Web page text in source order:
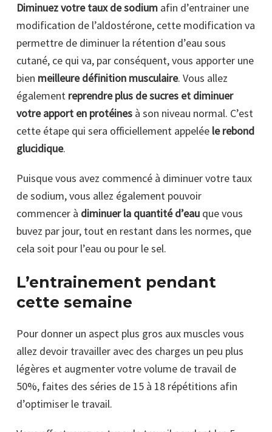
Diminuez votre taux de sodium afin d’entrainer une
modification de l’aldostérone, cette modification va
permettre de diminuer la rétention d’eau sous
cutané, ce qui va, par conséquent, vous apporter une
bien meilleure définition musculaire. Vous allez
également reprendre plus de sucres et diminuer
votre apport en protéines à son niveau normal. C’est
cette étape qui sera officiellement appelée le rebond
glucidique.
Puisque vous avez commencé à diminuer votre taux
de sodium, vous allez également pouvoir
commencer à diminuer la quantité d’eau que vous
buvez par jour, tout en restant dans les normes, que
cela soit pour l’eau ou pour le sel.
L’entrainement pendant
cette semaine
Pour donner un aspect plus gros aux muscles vous
allez devoir travailler avec des charges un peu plus
légères et augmenter votre volume de travail de
50%, faites des séries de 15 à 18 répétitions afin
d’optimiser le travail.